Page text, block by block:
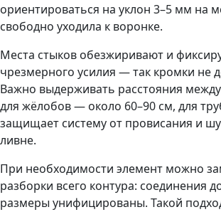
ориентироваться на уклон 3–5 мм на
свободно уходила к воронке.
Места стыков обезжиривают и
чрезмерного усилия — так кромки не
Важно выдерживать расстояния
для жёлобов — около 60–90 см, для
защищает систему от провисания и
ливне.
При необходимости элемент можно
разборки всего контура: соединения
размеры унифицированы. Такой